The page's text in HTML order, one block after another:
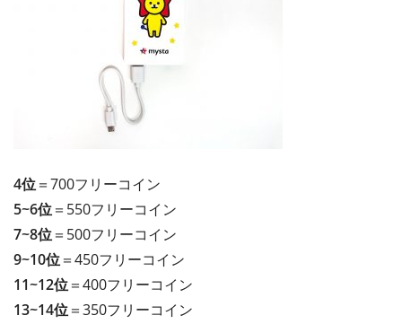
4位＝700フリーコイン
5~6位＝550フリーコイン
7~8位＝500フリーコイン
9~10位＝450フリーコイン
11~12位＝400フリーコイン
13~14位＝350フリーコイン